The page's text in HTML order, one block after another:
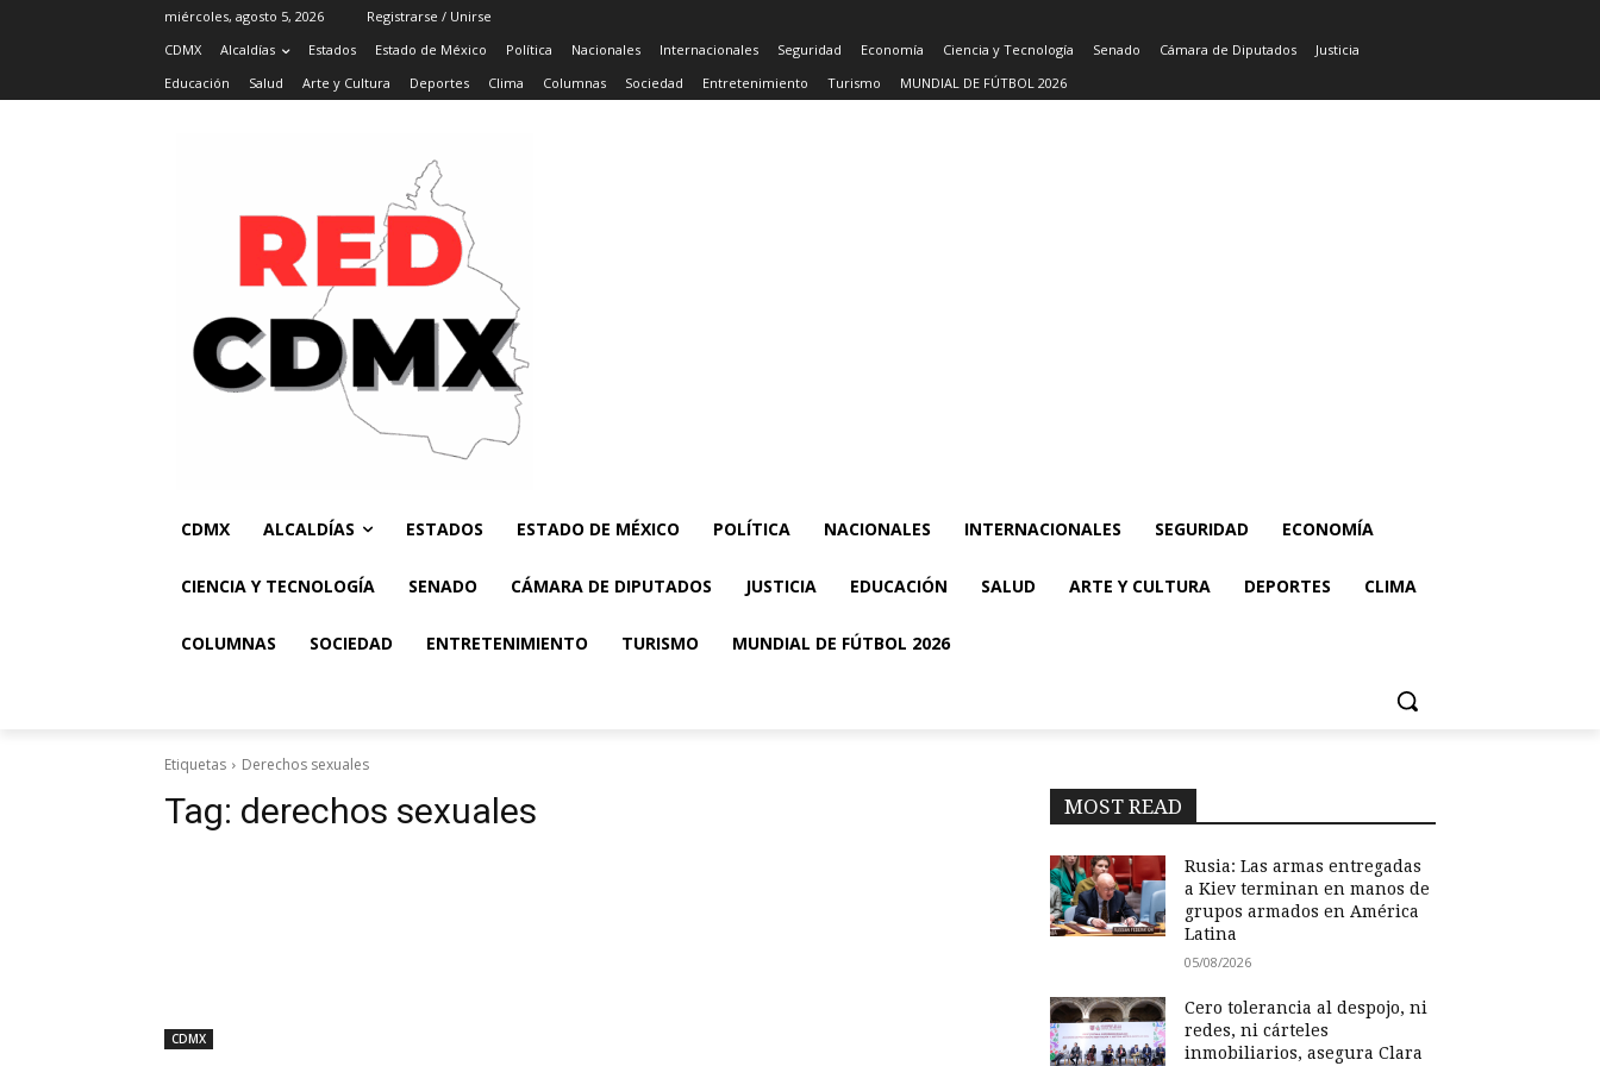
miércoles, agosto 5, 2026
Registrarse / Unirse
CDMX
Alcaldías Estados Estado de México Política Nacionales Internacionales Seguridad Economía Ciencia y Tecnología Senado Cámara de Diputados
Justicia
Educación
Salud Arte y Cultura Deportes Clima Columnas Sociedad Entretenimiento Turismo MUNDIAL DE FÚTBOL 2026
CDMX ALCALDÍAS ESTADOS ESTADO DE MÉXICO POLÍTICA NACIONALES INTERNACIONALES SEGURIDAD ECONOMÍA
CIENCIA Y TECNOLOGÍA SENADO CÁMARA DE DIPUTADOS JUSTICIA EDUCACIÓN SALUD ARTE Y CULTURA DEPORTES CLIMA
COLUMNAS SOCIEDAD ENTRETENIMIENTO TURISMO MUNDIAL DE FÚTBOL 2026
Etiquetas Derechos sexuales
Tag: derechos sexuales
CDMX
MOST READ
Rusia: Las armas entregadas
a Kiev terminan en manos de
grupos armados en América
Latina
05/08/2026
Cero tolerancia al despojo, ni
redes, ni cárteles
inmobiliarios, asegura Clara